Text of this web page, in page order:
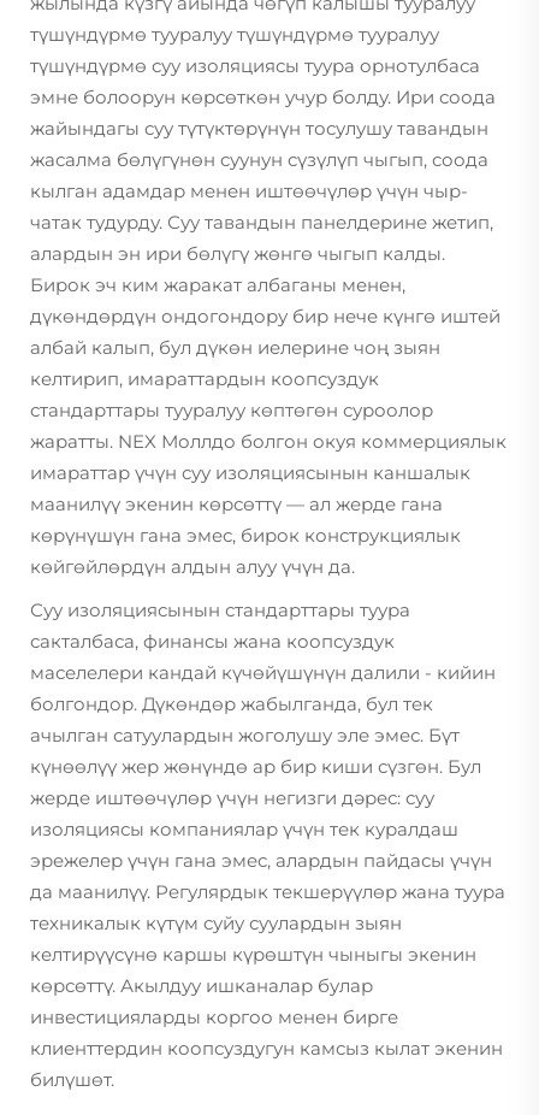
түшүндүрмө тууралуу түшүндүрмө тууралуу
түшүндүрмө суу изоляциясы туура орнотулбаса
эмне болоорун көрсөткөн учур болду. Ири соода
жайындагы суу түтүктөрүнүн тосулушу тавандын
жасалма бөлүгүнөн суунун сүзүлүп чыгып, соода
кылган адамдар менен иштөөчүлөр үчүн чыр-
чатак тудурду. Суу тавандын панелдерине жетип,
алардын эн ири бөлүгү жөнгө чыгып калды.
Бирок эч ким жаракат албаганы менен,
дүкөндөрдүн ондогондору бир нече күнгө иштей
албай калып, бул дүкөн иелерине чоң зыян
келтирип, имараттардын коопсуздук
стандарттары тууралуу көптөгөн суроолор
жаратты. NEX Моллдо болгон окуя коммерциялык
имараттар үчүн суу изоляциясынын каншалык
маанилүү экенин көрсөттү — ал жерде гана
көрүнүшүн гана эмес, бирок конструкциялык
көйгөйлөрдүн алдын алуу үчүн да.
Суу изоляциясынын стандарттары туура
сакталбаса, финансы жана коопсуздук
маселелери кандай күчөйүшүнүн далили - кийин
болгондор. Дүкөндөр жабылганда, бул тек
ачылган сатуулардын жоголушу эле эмес. Бүт
күнөөлүү жер жөнүндө ар бир киши сүзгөн. Бул
жерде иштөөчүлөр үчүн негизги дәрес: суу
изоляциясы компаниялар үчүн тек куралдаш
эрежелер үчүн гана эмес, алардын пайдасы үчүн
да маанилүү. Регулярдык текшерүүлөр жана туура
техникалык күтүм суйу суулардын зыян
келтирүүсүнө каршы күрөштүн чыныгы экенин
көрсөттү. Акылдуу ишканалар булар
инвестицияларды коргоо менен бирге
клиенттердин коопсуздугун камсыз кылат экенин
билүшөт.